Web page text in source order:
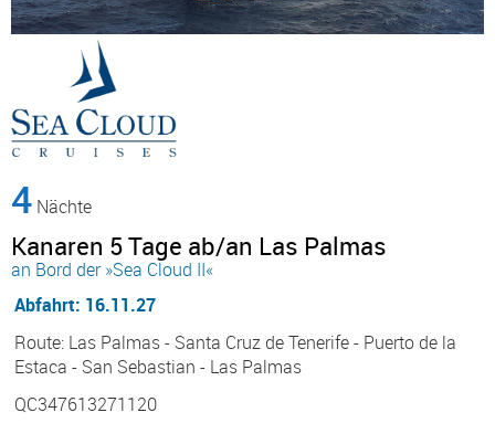
4 Nächte
Kanaren 5 Tage ab/an Las Palmas
an Bord der »Sea Cloud II«
Abfahrt: 16.11.27
Route: Las Palmas - Santa Cruz de Tenerife - Puerto de la
Estaca - San Sebastian - Las Palmas
QC347613271120